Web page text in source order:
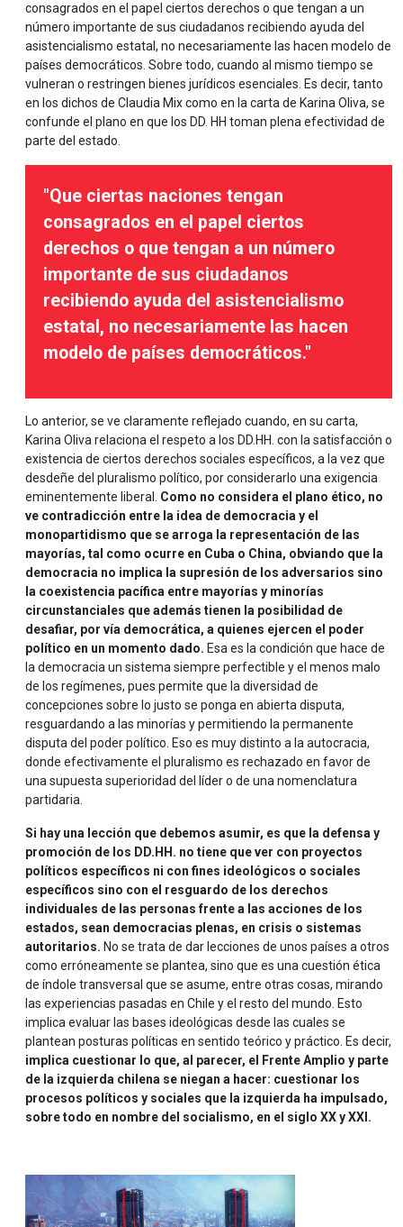
consagrados en el papel ciertos derechos o que tengan a un
número importante de sus ciudadanos recibiendo ayuda del
asistencialismo estatal, no necesariamente las hacen modelo de
países democráticos. Sobre todo, cuando al mismo tiempo se
vulneran o restringen bienes jurídicos esenciales. Es decir, tanto
en los dichos de Claudia Mix como en la carta de Karina Oliva, se
confunde el plano en que los DD. HH toman plena efectividad de
parte del estado.
"Que ciertas naciones tengan
consagrados en el papel ciertos
derechos o que tengan a un número
importante de sus ciudadanos
recibiendo ayuda del asistencialismo
estatal, no necesariamente las hacen
modelo de países democráticos."
Lo anterior, se ve claramente reflejado cuando, en su carta,
Karina Oliva relaciona el respeto a los DD.HH. con la satisfacción o
existencia de ciertos derechos sociales específicos, a la vez que
desdeñe del pluralismo político, por considerarlo una exigencia
eminentemente liberal.
Como no considera el plano ético, no
ve contradicción entre la idea de democracia y el
monopartidismo que se arroga la representación de las
mayorías, tal como ocurre en Cuba o China, obviando que la
democracia no implica la supresión de los adversarios sino
la coexistencia pacífica entre mayorías y minorías
circunstanciales que además tienen la posibilidad de
desafiar, por vía democrática, a quienes ejercen el poder
político en un momento dado. Esa es la condición que hace de
la democracia un sistema siempre perfectible y el menos malo
de los regímenes, pues permite que la diversidad de
concepciones sobre lo justo se ponga en abierta disputa,
resguardando a las minorías y permitiendo la permanente
disputa del poder político. Eso es muy distinto a la autocracia,
donde efectivamente el pluralismo es rechazado en favor de
una supuesta superioridad del líder o de una nomenclatura
partidaria.
Si hay una lección que debemos asumir, es que la defensa y
promoción de los DD.HH. no tiene que ver con proyectos
políticos específicos ni con fines ideológicos o sociales
específicos sino con el resguardo de los derechos
individuales de las personas frente a las acciones de los
estados, sean democracias plenas, en crisis o sistemas
autoritarios. No se trata de dar lecciones de unos países a otros
como erróneamente se plantea, sino que es una cuestión ética
de índole transversal que se asume, entre otras cosas, mirando
las experiencias pasadas en Chile y el resto del mundo. Esto
implica evaluar las bases ideológicas desde las cuales se
plantean posturas políticas en sentido teórico y práctico. Es decir,
implica cuestionar lo que, al parecer, el Frente Amplio y parte
de la izquierda chilena se niegan a hacer: cuestionar los
procesos políticos y sociales que la izquierda ha impulsado,
sobre todo en nombre del socialismo, en el siglo XX y XXI.